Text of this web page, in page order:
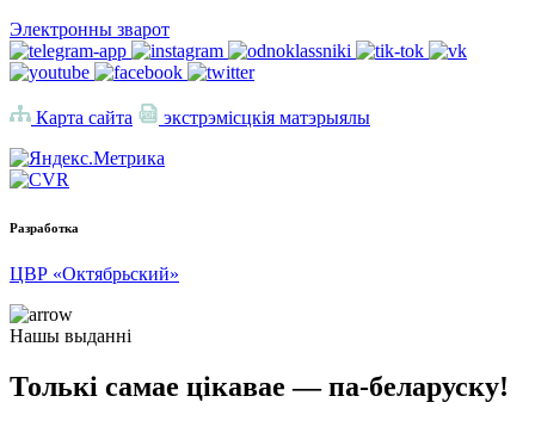
Электронны зварот
Карта сайта экстрэмісцкія матэрыялы
Разработка
ЦВР «Октябрьский»
Нашы выданні
Толькі самае цікавае — па-беларуску!